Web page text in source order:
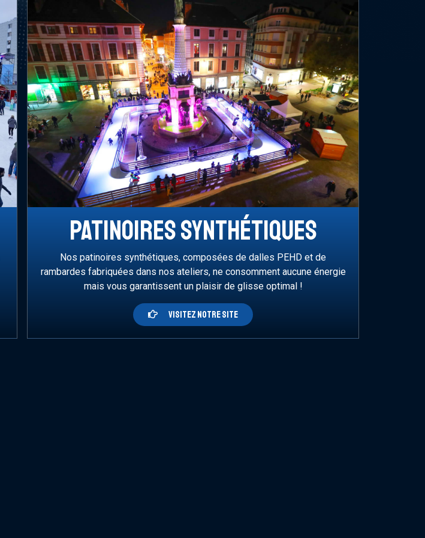
PATINOIRES SYNTHÉTIQUES
Nos patinoires synthétiques, composées de dalles PEHD et de
rambardes fabriquées dans nos ateliers, ne consomment aucune énergie
mais vous garantissent un plaisir de glisse optimal !
VISITEZ NOTRE SITE